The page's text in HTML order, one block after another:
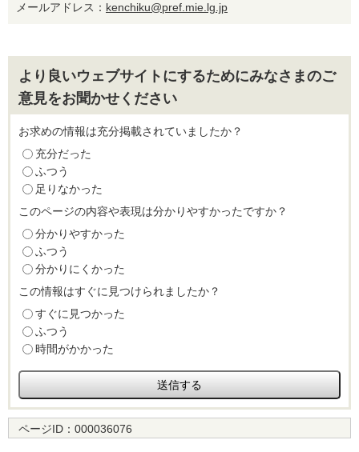
メールアドレス： kenchiku@pref.mie.lg.jp
より良いウェブサイトにするためにみなさまのご
意見をお聞かせください
お求めの情報は充分掲載されていましたか？
充分だった
ふつう
足りなかった
このページの内容や表現は分かりやすかったですか？
分かりやすかった
ふつう
分かりにくかった
この情報はすぐに見つけられましたか？
すぐに見つかった
ふつう
時間がかかった
ページID： 000036076